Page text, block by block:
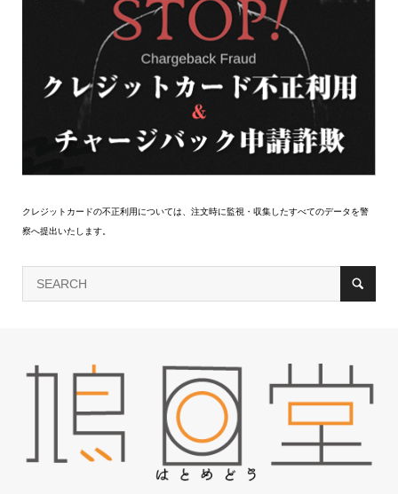
クレジットカードの不正利用については、注文時に監視・収集したすべてのデータを警
察へ提出いたします。